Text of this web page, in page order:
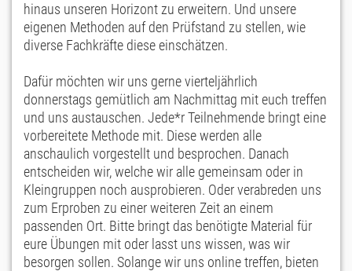
hinaus unseren Horizont zu erweitern. Und unsere
eigenen Methoden auf den Prüfstand zu stellen, wie
diverse Fachkräfte diese einschätzen.
Dafür möchten wir uns gerne vierteljährlich
donnerstags gemütlich am Nachmittag mit euch treffen
und uns austauschen. Jede*r Teilnehmende bringt eine
vorbereitete Methode mit. Diese werden alle
anschaulich vorgestellt und besprochen. Danach
entscheiden wir, welche wir alle gemeinsam oder in
Kleingruppen noch ausprobieren. Oder verabreden uns
zum Erproben zu einer weiteren Zeit an einem
passenden Ort. Bitte bringt das benötigte Material für
eure Übungen mit oder lasst uns wissen, was wir
besorgen sollen. Solange wir uns online treffen, bieten